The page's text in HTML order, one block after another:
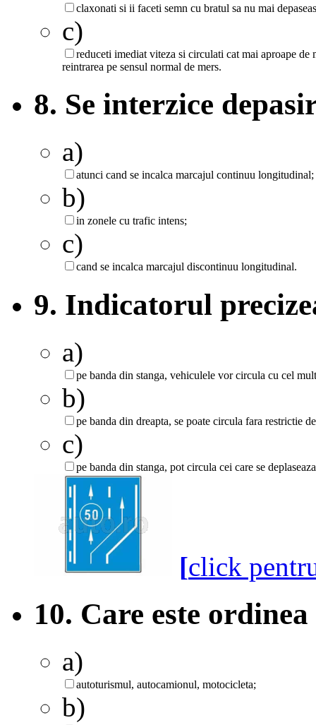
claxonati si ii faceti semn cu bratul sa nu mai
c)
reduceti imediat viteza si circulati cat mai aproape
reintrarea pe sensul normal de mers.
8. Se interzice
a)
atunci cand se incalca marcajul continuu longitudinal;
b)
in zonele cu trafic intens;
c)
cand se incalca marcajul discontinuu longitudinal.
9. Indicatorul
a)
pe banda din stanga, vehiculele vor circula cu cel
b)
pe banda din dreapta, se poate circula fara restrictie
c)
pe banda din stanga, pot circula cei care se
[click
10. Care este
a)
autoturismul, autocamionul, motocicleta;
b)